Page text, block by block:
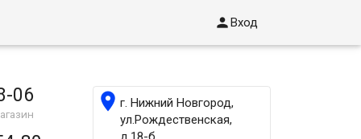
Вход
06 г. Нижний Новгород,
ул.Рождественская,